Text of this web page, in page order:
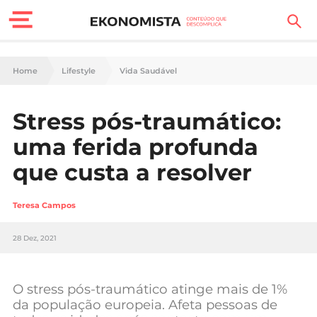
Finanças Pessoais
Carreira
Casa
Lifestyle
Sociedade
Negócios
Home Lifestyle Vida Saudável
Stress pós-traumático:
uma ferida profunda
que custa a resolver
Teresa Campos
28 Dez, 2021
O stress pós-traumático atinge mais de 1%
da população europeia. Afeta pessoas de